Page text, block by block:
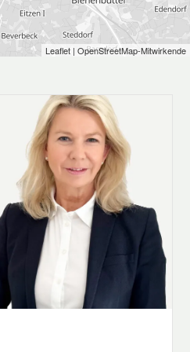
Vollkeller erweitert das
praktischen
Verfügung – ideal für
Projekte.
auf ganzer Linie: Die
mit Außenkamin lädt zu
bietet einen herrlichen Blick
Garten. Eine weitere
das attraktive
Komfort sorgt eine
Leaflet | OpenStreetMap-Mitwirkende